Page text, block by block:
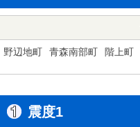
野辺地町 青森南部町 階上町
震度1